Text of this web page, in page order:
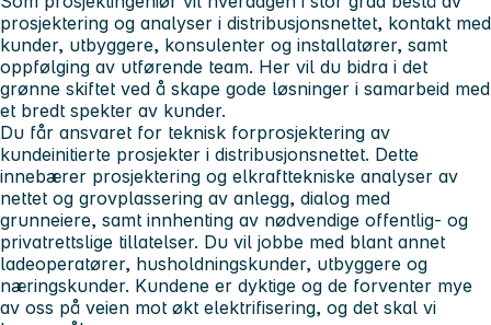
prosjektering og analyser i distribusjonsnettet, kontakt med
kunder, utbyggere, konsulenter og installatører, samt
oppfølging av utførende team. Her vil du bidra i det
grønne skiftet ved å skape gode løsninger i samarbeid med
et bredt spekter av kunder.
Du får ansvaret for teknisk forprosjektering av
kundeinitierte prosjekter i distribusjonsnettet. Dette
innebærer prosjektering og elkrafttekniske analyser av
nettet og grovplassering av anlegg, dialog med
grunneiere, samt innhenting av nødvendige offentlig- og
privatrettslige tillatelser. Du vil jobbe med blant annet
ladeoperatører, husholdningskunder, utbyggere og
næringskunder. Kundene er dyktige og de forventer mye
av oss på veien mot økt elektrifisering, og det skal vi